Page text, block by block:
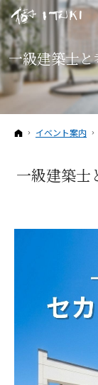
一級建築士
ホーム
イベント案内
一級建築士